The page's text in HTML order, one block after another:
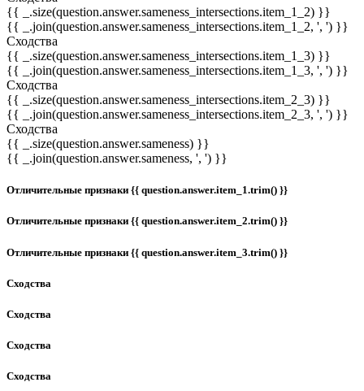
{{ _.size(question.answer.sameness_intersections.item_1_2) }}
{{ _.join(question.answer.sameness_intersections.item_1_2, ', ') }}
Сходства
{{ _.size(question.answer.sameness_intersections.item_1_3) }}
{{ _.join(question.answer.sameness_intersections.item_1_3, ', ') }}
Сходства
{{ _.size(question.answer.sameness_intersections.item_2_3) }}
{{ _.join(question.answer.sameness_intersections.item_2_3, ', ') }}
Сходства
{{ _.size(question.answer.sameness) }}
{{ _.join(question.answer.sameness, ', ') }}
Отличительные признаки {{ question.answer.item_1.trim() }}
Отличительные признаки {{ question.answer.item_2.trim() }}
Отличительные признаки {{ question.answer.item_3.trim() }}
Сходства
Сходства
Сходства
Сходства